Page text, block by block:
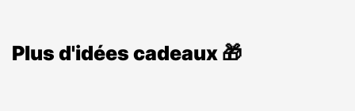
Plus d'idées cadeaux 🎁